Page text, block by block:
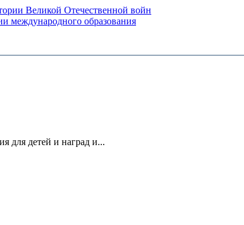
Великой Отечественной войн
международного образования
для детей и наград и...